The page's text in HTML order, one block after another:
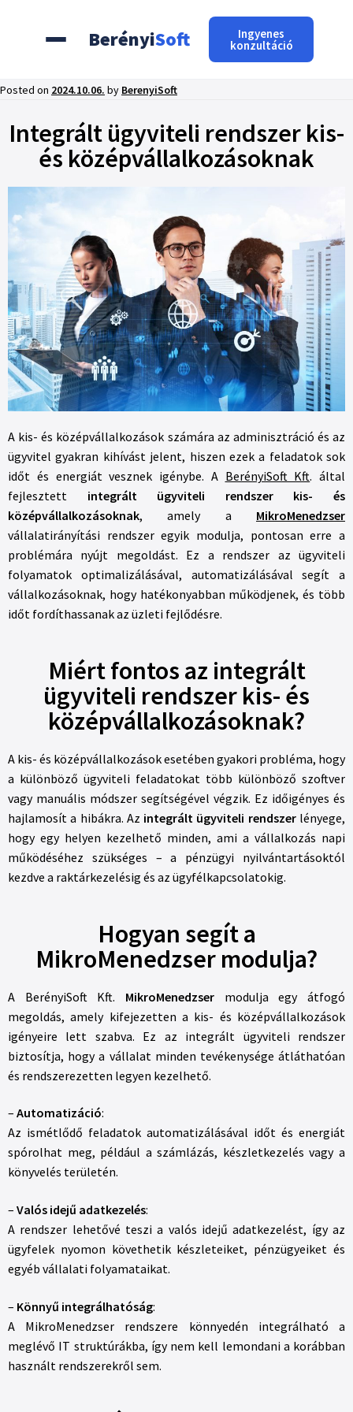
BerényiSoft Ingyenes
konzultáció
Posted on 2024.10.06. by BerenyiSoft
Integrált ügyviteli rendszer kis-
és középvállalkozásoknak
A kis- és középvállalkozások számára az adminisztráció és az
ügyvitel gyakran kihívást jelent, hiszen ezek a feladatok sok
időt és energiát vesznek igénybe. A BerényiSoft Kft. által
fejlesztett integrált ügyviteli rendszer kis- és
középvállalkozásoknak, amely a MikroMenedzser
vállalatirányítási rendszer egyik modulja, pontosan erre a
problémára nyújt megoldást. Ez a rendszer az ügyviteli
folyamatok optimalizálásával, automatizálásával segít a
vállalkozásoknak, hogy hatékonyabban működjenek, és több
időt fordíthassanak az üzleti fejlődésre.
Miért fontos az integrált
ügyviteli rendszer kis- és
középvállalkozásoknak?
A kis- és középvállalkozások esetében gyakori probléma, hogy
a különböző ügyviteli feladatokat több különböző szoftver
vagy manuális módszer segítségével végzik. Ez időigényes és
hajlamosít a hibákra. Az integrált ügyviteli rendszerlényege,
hogy egy helyen kezelhető minden, ami a vállalkozás napi
működéséhez szükséges – a pénzügyi nyilvántartásoktól
kezdve a raktárkezelésig és az ügyfélkapcsolatokig.
Hogyan segít a
MikroMenedzser modulja?
A BerényiSoft Kft. MikroMenedzser modulja egy átfogó
megoldás, amely kifejezetten a kis- és középvállalkozások
igényeire lett szabva. Ez az integrált ügyviteli rendszer
biztosítja, hogy a vállalat minden tevékenysége átláthatóan
és rendszerezetten legyen kezelhető.
– Automatizáció:
Az ismétlődő feladatok automatizálásával időt és energiát
spórolhat meg, például a számlázás, készletkezelés vagy a
könyvelés területén.
– Valós idejű adatkezelés:
A rendszer lehetővé teszi a valós idejű adatkezelést, így az
ügyfelek nyomon követhetik készleteiket, pénzügyeiket és
egyéb vállalati folyamataikat.
– Könnyű integrálhatóság:
A MikroMenedzser rendszere könnyedén integrálható a
meglévő IT struktúrákba, így nem kell lemondani a korábban
használt rendszerekről sem.